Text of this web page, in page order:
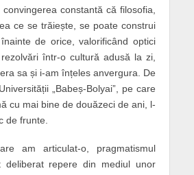
constantă că filosofia,
ce se trăiește, se poate construi
de orice, valorificând optici
într-o cultură adusă la zi,
sa și i-am înțeles anvergura. De
„Babeș-Bolyai”, pe care
cu mai bine de douăzeci de ani, l-
de frunte.
am articulat-o, pragmatismul
deliberat repere din mediul unor